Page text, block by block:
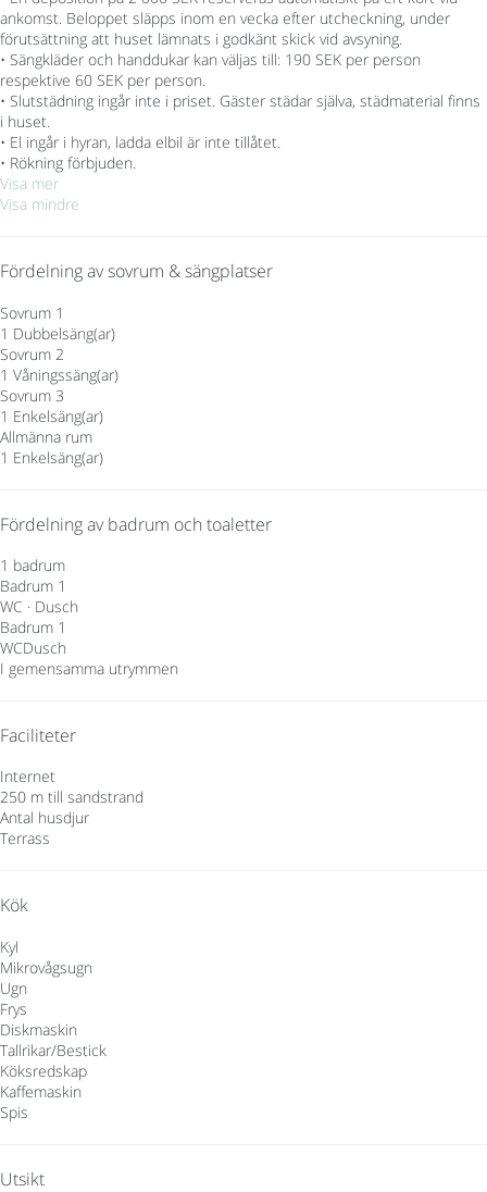
ankomst. Beloppet släpps inom en vecka efter utcheckning, under
förutsättning att huset lämnats i godkänt skick vid avsyning.
• Sängkläder och handdukar kan väljas till: 190 SEK per person
respektive 60 SEK per person.
• Slutstädning ingår inte i priset. Gäster städar själva, städmaterial finns
i huset.
• El ingår i hyran, ladda elbil är inte tillåtet.
• Rökning förbjuden.
Visa mer
Visa mindre
Fördelning av sovrum & sängplatser
Sovrum 1
1 Dubbelsäng(ar)
Sovrum 2
1 Våningssäng(ar)
Sovrum 3
1 Enkelsäng(ar)
Allmänna rum
1 Enkelsäng(ar)
Fördelning av badrum och toaletter
1 badrum
Badrum 1
WC · Dusch
Badrum 1
WCDusch
I gemensamma utrymmen
Faciliteter
Internet
250 m till sandstrand
Antal husdjur
Terrass
Kök
Kyl
Mikrovågsugn
Ugn
Frys
Diskmaskin
Tallrikar/Bestick
Köksredskap
Kaffemaskin
Spis
Utsikt